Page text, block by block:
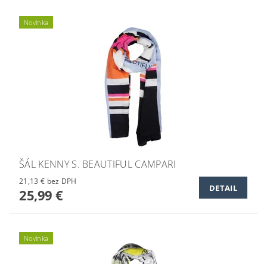
Novinka
ŠÁL KENNY S. BEAUTIFUL CAMPARI
21,13 € bez DPH
25,99 € DETAIL
Novinka